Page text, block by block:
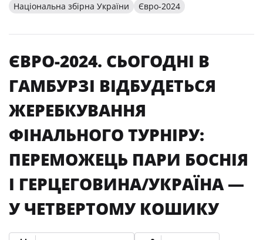
Національна збірна України Євро-2024
ЄВРО-2024. СЬОГОДНІ В
ГАМБУРЗІ ВІДБУДЕТЬСЯ
ЖЕРЕБКУВАННЯ
ФІНАЛЬНОГО ТУРНІРУ:
ПЕРЕМОЖЕЦЬ ПАРИ БОСНІЯ
І ГЕРЦЕГОВИНА/УКРАЇНА —
У ЧЕТВЕРТОМУ КОШИКУ